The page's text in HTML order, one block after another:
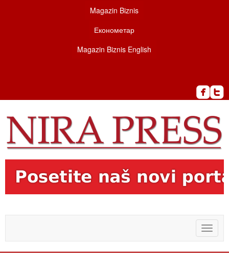
Magazin Biznis
Економетар
Magazin Biznis English
Toggle